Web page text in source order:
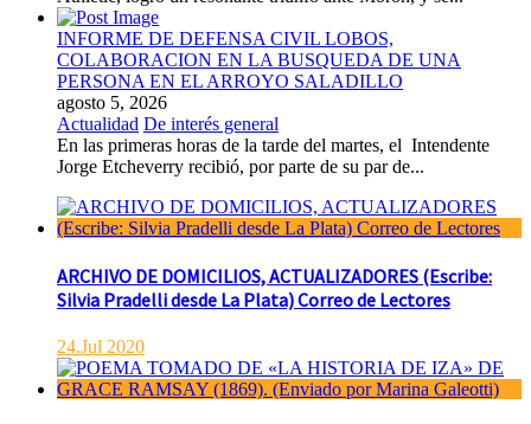
INFORME DE DEFENSA CIVIL LOBOS,
COLABORACION EN LA BUSQUEDA DE UNA
PERSONA EN EL ARROYO SALADILLO
agosto 5, 2026
Actualidad De interés general
En las primeras horas de la tarde del martes, el Intendente
Jorge Etcheverry recibió, por parte de su par de...
ARCHIVO DE DOMICILIOS, ACTUALIZADORES (Escribe:
Silvia Pradelli desde La Plata) Correo de Lectores
24.Jul 2020